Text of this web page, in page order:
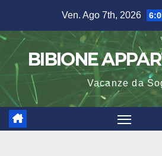
contenuto
Ven. Ago 7th, 2026
BIBIONE
Vacanze da